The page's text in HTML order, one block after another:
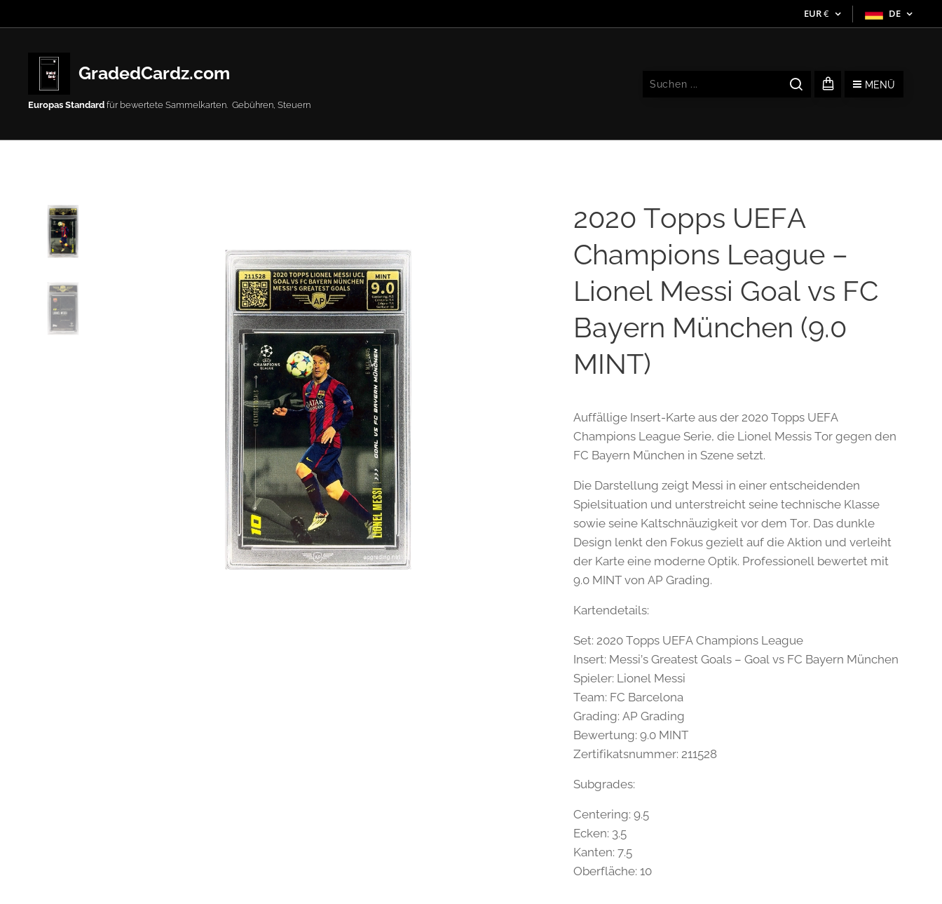
EUR€ DE
GradedCardz.com
Europas Standard für bewertete Sammelkarten. Gebühren, Steuern
MENÜ
2020 Topps UEFA
Champions League –
Lionel Messi Goal vs FC
Bayern München (9.0
MINT)
Auffällige Insert-Karte aus der 2020 Topps UEFA
Champions League Serie, die Lionel Messis Tor gegen den
FC Bayern München in Szene setzt.
Die Darstellung zeigt Messi in einer entscheidenden
Spielsituation und unterstreicht seine technische Klasse
sowie seine Kaltschnäuzigkeit vor dem Tor. Das dunkle
Design lenkt den Fokus gezielt auf die Aktion und verleiht
der Karte eine moderne Optik. Professionell bewertet mit
9.0 MINT von AP Grading.
Kartendetails:
Set: 2020 Topps UEFA Champions League
Insert: Messi’s Greatest Goals – Goal vs FC Bayern München
Spieler: Lionel Messi
Team: FC Barcelona
Grading: AP Grading
Bewertung: 9.0 MINT
Zertifikatsnummer: 211528
Subgrades:
Centering: 9.5
Ecken: 3.5
Kanten: 7.5
Oberfläche: 10